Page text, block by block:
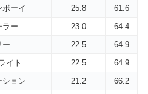
ボーイ 25.8
61.6
ラー 23.0
64.4
ー 22.5
64.9
イト 22.5
64.9
ション 21.2
66.2